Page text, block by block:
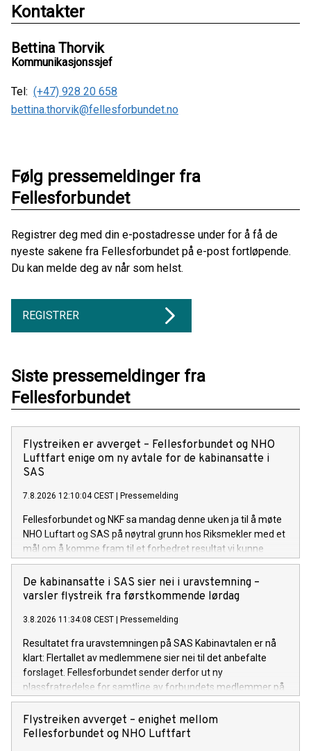
Kontakter
Bettina Thorvik
Kommunikasjonssjef
Tel: (+47) 928 20 658
bettina.thorvik@fellesforbundet.no
Følg pressemeldinger fra
Fellesforbundet
Registrer deg med din e-postadresse under for å få de
nyeste sakene fra Fellesforbundet på e-post fortløpende.
Du kan melde deg av når som helst.
REGISTRER
Siste pressemeldinger fra
Fellesforbundet
Flystreiken er avverget – Fellesforbundet og NHO
Luftfart enige om ny avtale for de kabinansatte i
SAS
7.8.2026 12:10:04 CEST | Pressemelding
Fellesforbundet og NKF sa mandag denne uken ja til å møte
NHO Luftart og SAS på nøytral grunn hos Riksmekler med et
mål om å komme fram til et forbedret resultat vi kunne
legge fram for våre medlemmer.
De kabinansatte i SAS sier nei i uravstemning –
varsler flystreik fra førstkommende lørdag
3.8.2026 11:34:08 CEST | Pressemelding
Resultatet fra uravstemningen på SAS Kabinavtalen er nå
klart: Flertallet av medlemmene sier nei til det anbefalte
forslaget. Fellesforbundet sender derfor ut ny
plassfratredelse for samtlige av forbundets medlemmer på
SAS Kabinavtalen.
Flystreiken avverget – enighet mellom
Fellesforbundet og NHO Luftfart